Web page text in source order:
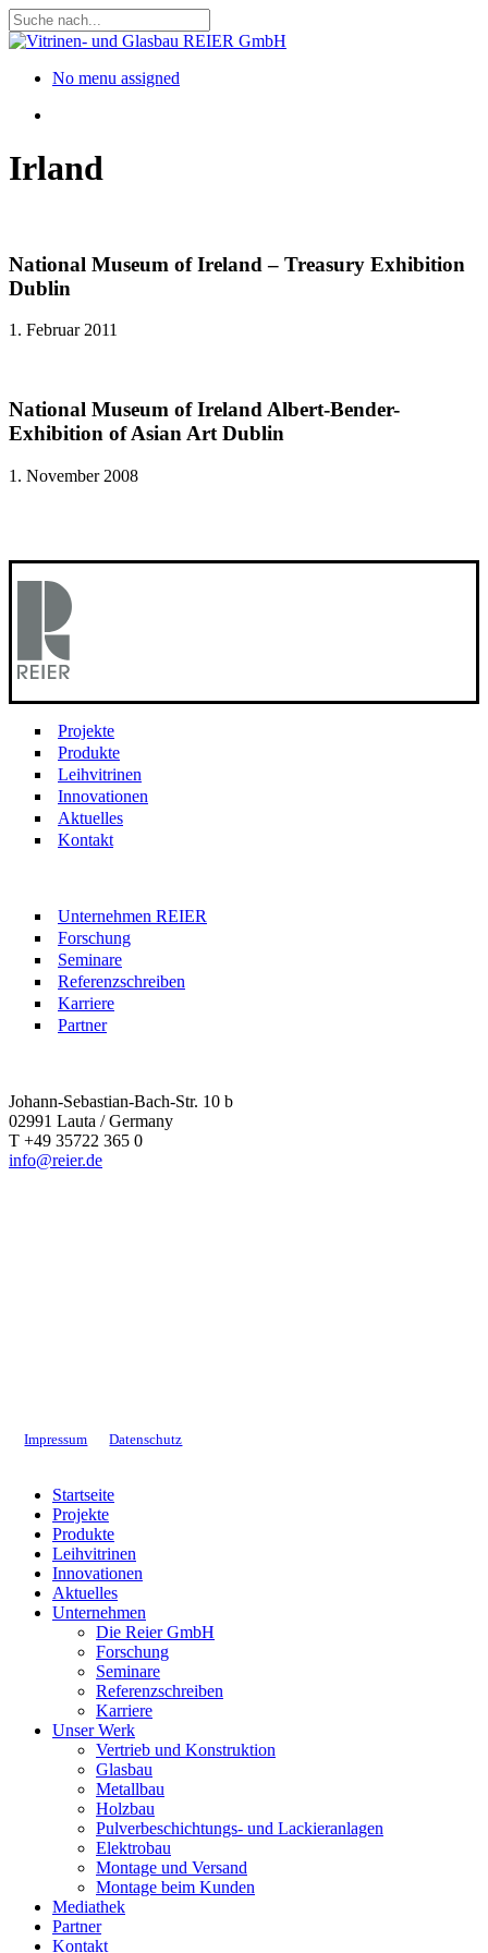
Skip
to
content
Close
Menu
No menu assigned
Irland
National Museum of Ireland – Treasury Exhibition
Dublin
1. Februar 2011
National Museum of Ireland Albert-Bender-
Exhibition of Asian Art Dublin
1. November 2008
Projekte
Produkte
Leihvitrinen
Innovationen
Aktuelles
Kontakt
Unternehmen REIER
Forschung
Seminare
Referenzschreiben
Karriere
Partner
Johann-Sebastian-Bach-Str. 10 b
02991 Lauta / Germany
T +49 35722 365 0
info@reier.de
Impressum Datenschutz
Close
Menu
Startseite
Projekte
Produkte
Leihvitrinen
Innovationen
Aktuelles
Unternehmen
Die Reier GmbH
Forschung
Seminare
Referenzschreiben
Karriere
Unser Werk
Vertrieb und Konstruktion
Glasbau
Metallbau
Holzbau
Pulverbeschichtungs- und Lackieranlagen
Elektrobau
Montage und Versand
Montage beim Kunden
Mediathek
Partner
Kontakt